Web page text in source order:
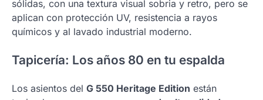
sólidas, con una textura visual sobria y retro, pero se
aplican con protección UV, resistencia a rayos
químicos y al lavado industrial moderno.
Tapicería: Los años 80 en tu espalda
Los asientos del G 550 Heritage Edition están